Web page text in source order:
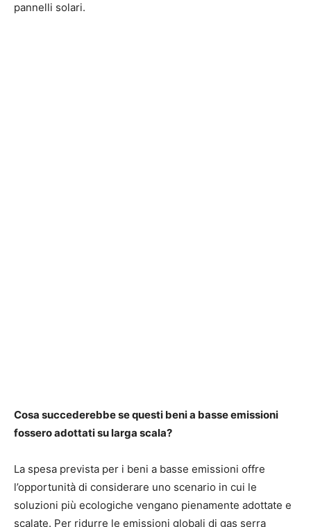
pannelli solari.
Cosa succederebbe se questi beni a basse emissioni
fossero adottati su larga scala?
La spesa prevista per i beni a basse emissioni offre
l’opportunità di considerare uno scenario in cui le
soluzioni più ecologiche vengano pienamente adottate e
scalate. Per ridurre le emissioni globali di gas serra